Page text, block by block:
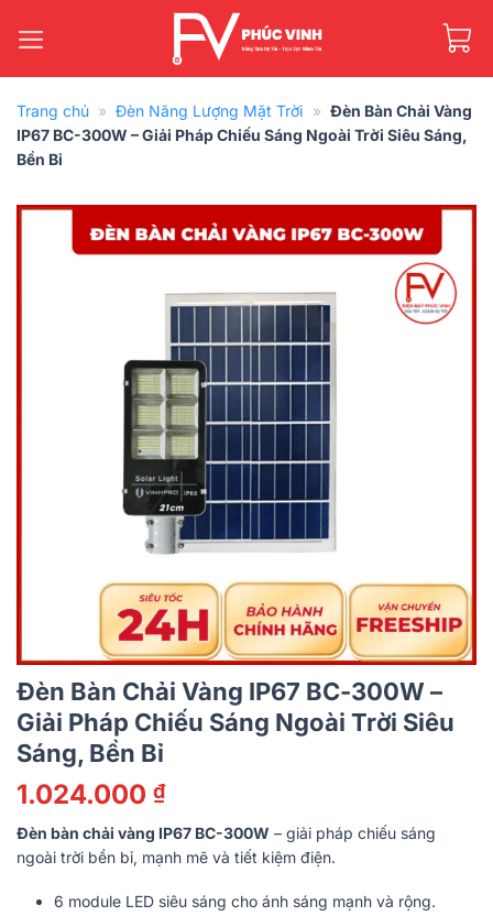
qua
Trang chủ » Đèn Năng Lượng Mặt Trời » Đèn Bàn Chải Vàng
IP67 BC-300W – Giải Pháp Chiếu Sáng Ngoài Trời Siêu Sáng,
Bền Bỉ
Đèn Bàn Chải Vàng IP67 BC-300W –
Giải Pháp Chiếu Sáng Ngoài Trời Siêu
Sáng, Bền Bỉ
1.024.000 ₫
Đèn bàn chải vàng IP67 BC-300W – giải pháp chiếu sáng
ngoài trời bền bỉ, mạnh mẽ và tiết kiệm điện.
6 module LED siêu sáng cho ánh sáng mạnh và rộng.